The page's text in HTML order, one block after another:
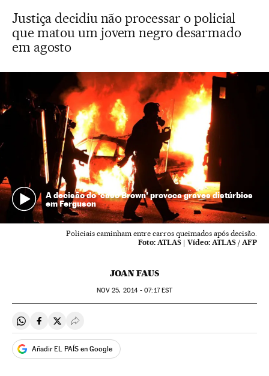
Justiça decidiu não processar o policial
que matou um jovem negro desarmado
em agosto
A decisão do ‘caso Brown’ provoca graves distúrbios
em Ferguson
Policiais caminham entre carros queimados após decisão.
Foto: ATLAS | Vídeo: ATLAS / AFP
JOAN FAUS
NOV 25, 2014 - 07:17EST
Compartir en Whatsapp
Compartir en Facebook
Compartir en Twitter
Desplegar Redes Sociales
Añadir EL PAÍS en Google